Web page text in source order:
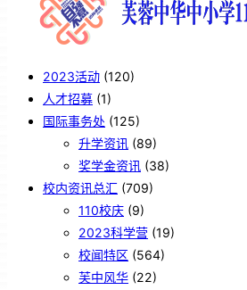
2023活动 (120)
人才招募 (1)
国际事务处 (125)
升学资讯 (89)
奖学金资讯 (38)
校内资讯总汇 (709)
110校庆 (9)
2023科学营 (19)
校闻特区 (564)
芙中风华 (22)